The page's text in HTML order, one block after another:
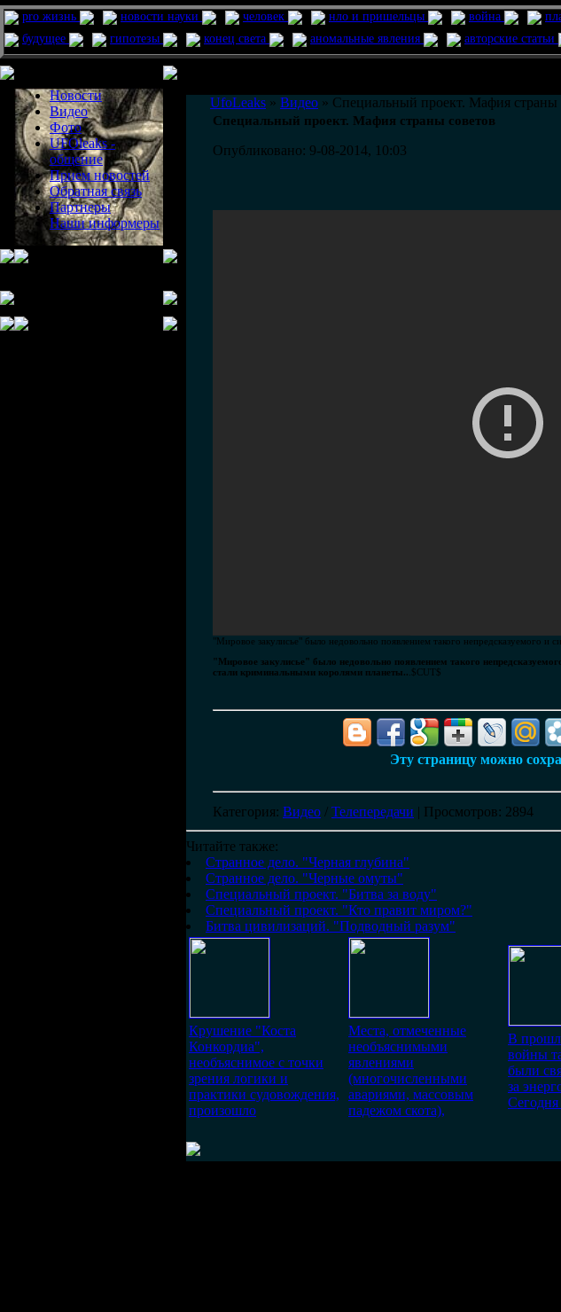
pro жизнь новости науки человек нло и пришельцы война
будущее
гипотезы конец света аномальные явления авторские статьи
Новости
Видео
Фото
UFOleaks -
общение
Прием новостей
Обратная связь
Партнеры
Наши информеры
UfoLeaks » Видео » Специальный проект. Мафия страны
Специальный проект. Мафия страны советов
Опубликовано: 9-08-2014, 10:03
"Мировое закулисье" было недовольно появлением такого непредсказуемого и
"Мировое закулисье" было недовольно появлением такого
стали криминальными королями планеты.. .$CUT$
Эту страницу можно
Категория: Видео / Телепередачи | Просмотров: 2894
Читайте также:
Странное дело. "Черная глубина"
Странное дело. "Черные омуты"
Специальный проект. "Битва за воду"
Специальный проект. "Кто правит миром?"
Битва цивилизаций. "Подводный разум"
Крушение "Коста
Конкордиа",
необъяснимое с точки
зрения логики и
практики судовождения,
произошло
Места, отмеченные
необъяснимыми
явлениями
(многочисленными
авариями, массовым
падежом скота),
В
войны
были
за
Сегодня